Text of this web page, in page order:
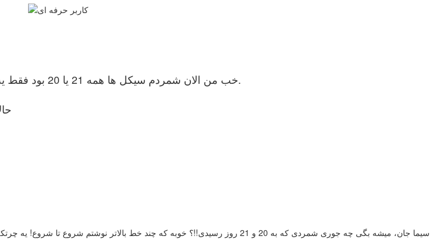
خب من الان شمردم سیکل ها همه 21 یا 20 بود فقط یه مورد که اونم رفتم دکتر 11 روز بود و لک بینی داشتم که بر طرف شد.
حالا ثابت 20 یا
سیما جان، میشه بگی چه جوری شمردی که به 20 و 21 روز رسیدی!!؟ خوبه که چند خط